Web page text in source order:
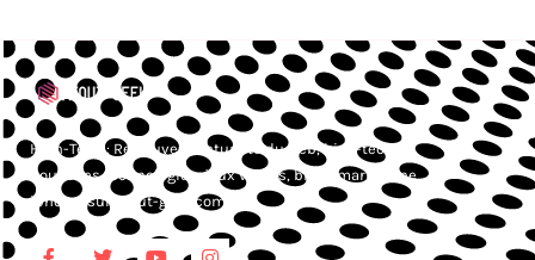
High-Tech : Retrouvez l’actualité du web, high-tech,
nouvelles technologies, jeux vidéos, blog smartphone,
iphone, sur Atout-geek.com.